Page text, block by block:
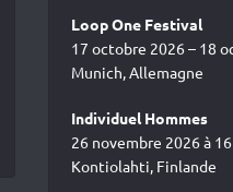
Loop One Festival
17 octobre 2026 – 18
Munich, Allemagne
Individuel Hommes
26 novembre 2026 à
Kontiolahti, Finlande